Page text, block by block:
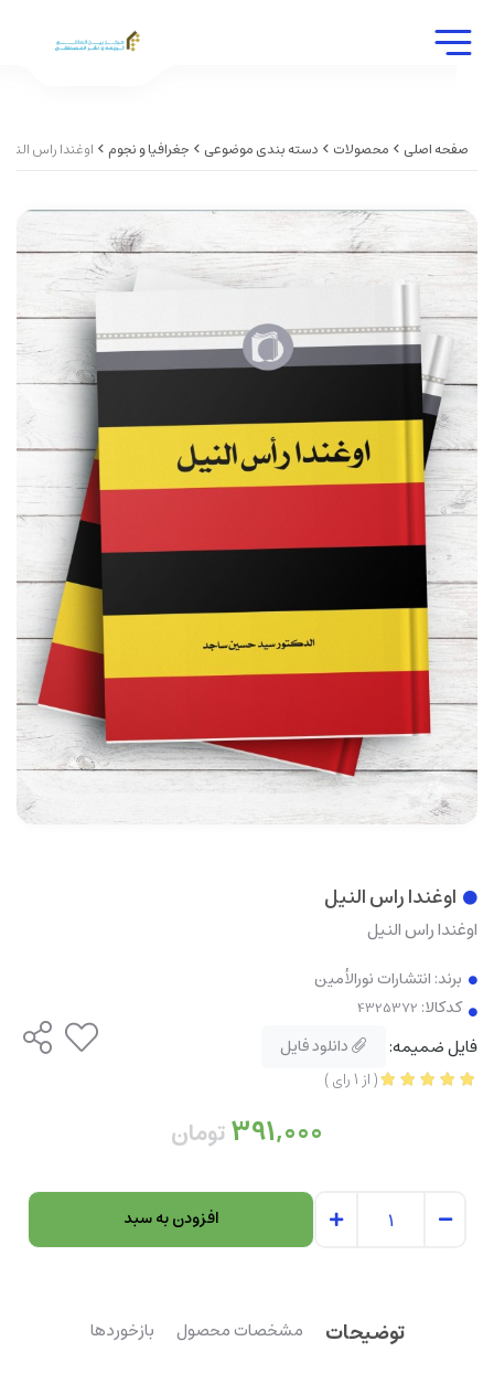
صفحه اصلی محصولات دسته بندی موضوعی جغرافیا و نجوم اوغندا راس النیل
اوغندا راس النیل
اوغندا راس النیل
برند: انتشارات نورالأمین
کدکالا:
فایل ضمیمه: دانلود فایل
(از1رای)
391,000تومان
افزودن به سبد
توضیحات مشخصات محصول بازخوردها